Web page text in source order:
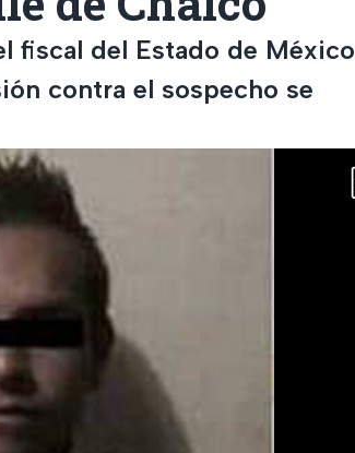
fiscal del Estado de México
contra el sospecho se